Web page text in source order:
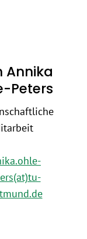
Annika
Peters